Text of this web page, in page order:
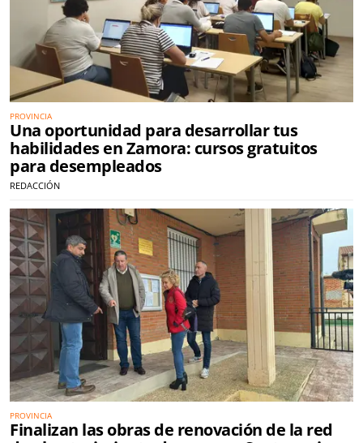
PROVINCIA
Una oportunidad para desarrollar tus
habilidades en Zamora: cursos gratuitos
para desempleados
REDACCIÓN
PROVINCIA
Finalizan las obras de renovación de la red